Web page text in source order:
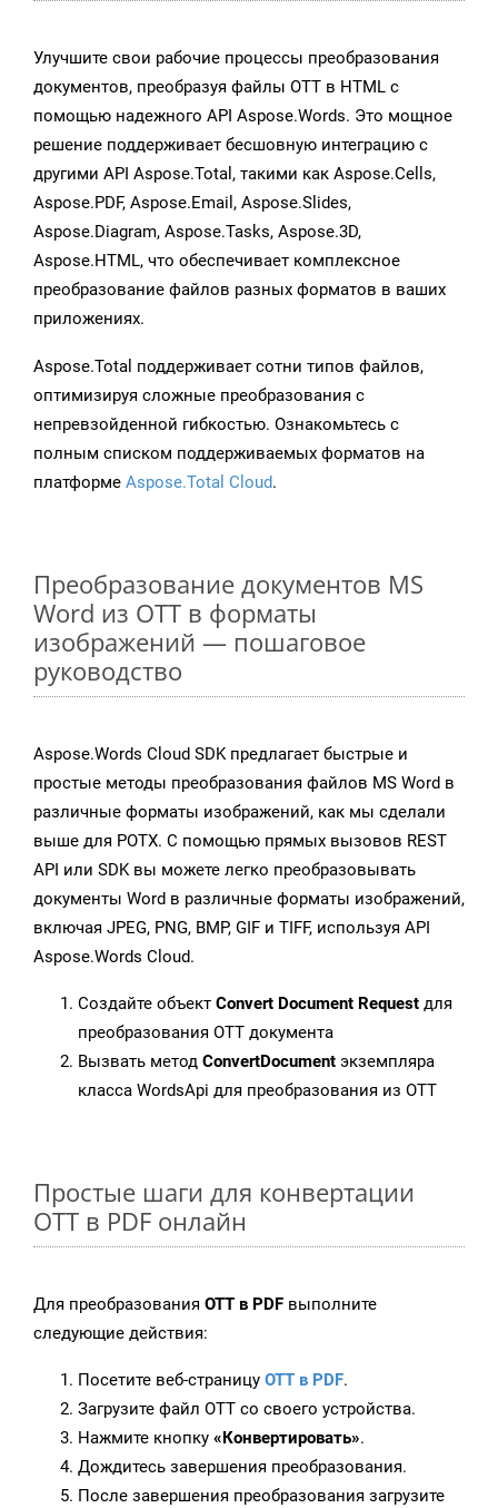
Улучшите свои рабочие процессы преобразования
документов, преобразуя файлы OTT в HTML с
помощью надежного API Aspose.Words. Это мощное
решение поддерживает бесшовную интеграцию с
другими API Aspose.Total, такими как Aspose.Cells,
Aspose.PDF, Aspose.Email, Aspose.Slides,
Aspose.Diagram, Aspose.Tasks, Aspose.3D,
Aspose.HTML, что обеспечивает комплексное
преобразование файлов разных форматов в ваших
приложениях.
Aspose.Total поддерживает сотни типов файлов,
оптимизируя сложные преобразования с
непревзойденной гибкостью. Ознакомьтесь с
полным списком поддерживаемых форматов на
платформе Aspose.Total Cloud.
Преобразование документов MS
Word из OTT в форматы
изображений — пошаговое
руководство
Aspose.Words Cloud SDK предлагает быстрые и
простые методы преобразования файлов MS Word в
различные форматы изображений, как мы сделали
выше для POTX. С помощью прямых вызовов REST
API или SDK вы можете легко преобразовывать
документы Word в различные форматы изображений,
включая JPEG, PNG, BMP, GIF и TIFF, используя API
Aspose.Words Cloud.
Создайте объект Convert Document Request для
преобразования OTT документа
Вызвать метод ConvertDocument экземпляра
класса WordsApi для преобразования из OTT
Простые шаги для конвертации
OTT в PDF онлайн
Для преобразования OTT в PDF выполните
следующие действия:
Посетите веб-страницу OTT в PDF.
Загрузите файл OTT со своего устройства.
Нажмите кнопку «Конвертировать».
Дождитесь завершения преобразования.
После завершения преобразования загрузите